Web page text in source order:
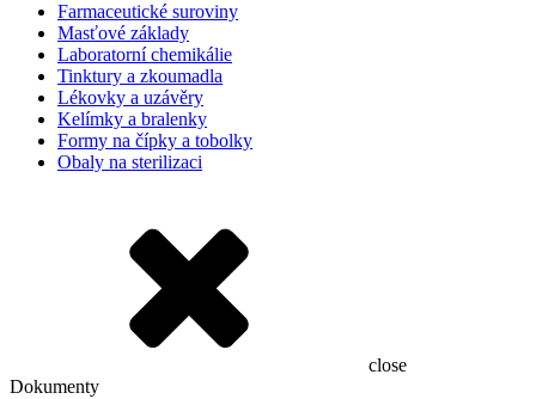
Farmaceutické suroviny
Masťové základy
Laboratorní chemikálie
Tinktury a zkoumadla
Lékovky a uzávěry
Kelímky a bralenky
Formy na čípky a tobolky
Obaly na sterilizaci
close
Dokumenty